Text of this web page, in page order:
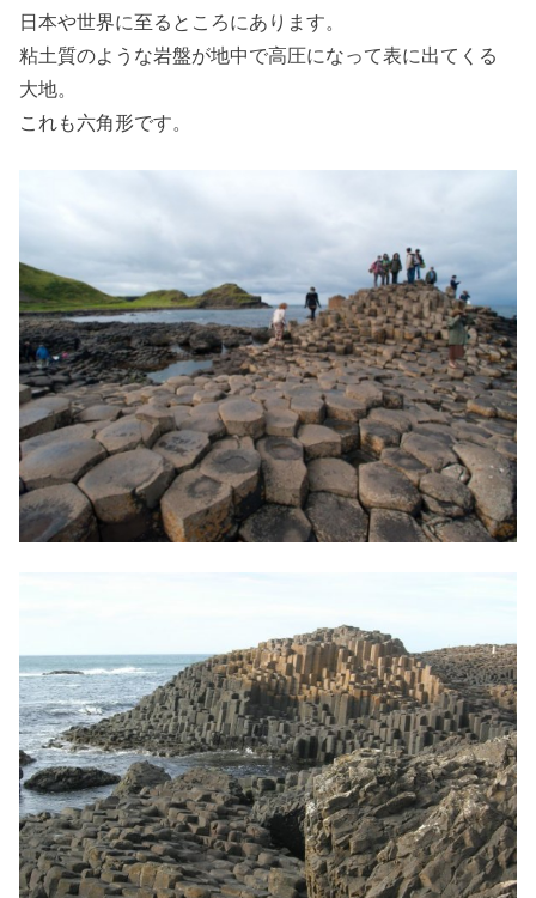
日本や世界に至るところにあります。
粘土質のような岩盤が地中で高圧になって表に出てくる
大地。
これも六角形です。